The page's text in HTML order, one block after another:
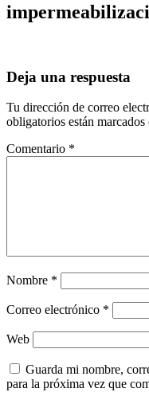
Deja una respuesta
Tu dirección de correo
obligatorios están marcados
Comentario *
Nombre *
Correo electrónico *
Web
Guarda mi nombre,
para la próxima vez que